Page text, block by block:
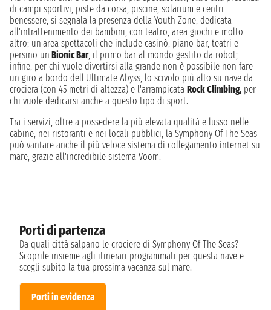
Porti di partenza
Da quali città salpano le crociere di Symphony Of The Seas?
Scoprile insieme agli itinerari programmati per questa nave e
scegli subito la tua prossima vacanza sul mare.
Porti in evidenza
di campi sportivi, piste da corsa, piscine, solarium e centri
benessere, si segnala la presenza della Youth Zone, dedicata
all'intrattenimento dei bambini, con teatro, area giochi e molto
altro; un'area spettacoli che include casinò, piano bar, teatri e
persino un Bionic Bar, il primo bar al mondo gestito da robot;
infine, per chi vuole divertirsi alla grande non è possibile non fare
un giro a bordo dell'Ultimate Abyss, lo scivolo più alto su nave da
crociera (con 45 metri di altezza) e l'arrampicata Rock Climbing, per
chi vuole dedicarsi anche a questo tipo di sport.
Tra i servizi, oltre a possedere la più elevata qualità e lusso nelle
cabine, nei ristoranti e nei locali pubblici, la Symphony Of The Seas
può vantare anche il più veloce sistema di collegamento internet su
mare, grazie all'incredibile sistema Voom.